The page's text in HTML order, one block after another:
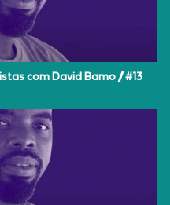
com David Bamo // #13